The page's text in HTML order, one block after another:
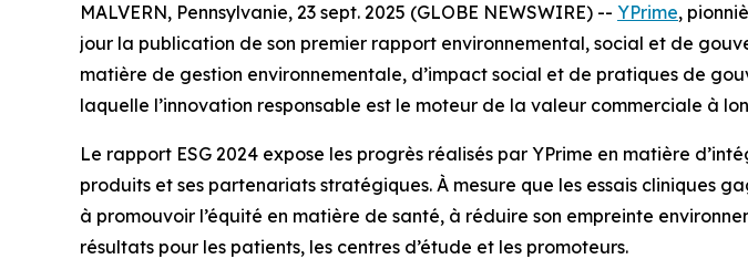
MALVERN, Pennsylvanie, 23 sept. 2025 (GLOBE NEWSWIRE) -- YPrime,
jour la publication de son premier rapport environnemental, social et de
matière de gestion environnementale, d’impact social et de pratiques de
laquelle l’innovation responsable est le moteur de la valeur commerciale à
Le rapport ESG 2024 expose les progrès réalisés par YPrime en matière
produits et ses partenariats stratégiques. À mesure que les essais cliniques
à promouvoir l’équité en matière de santé, à réduire son empreinte
résultats pour les patients, les centres d’étude et les promoteurs.